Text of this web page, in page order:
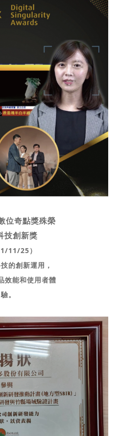
位奇點獎殊榮
技創新獎
11/25）
的創新運用，
效能和使用者體
驗。